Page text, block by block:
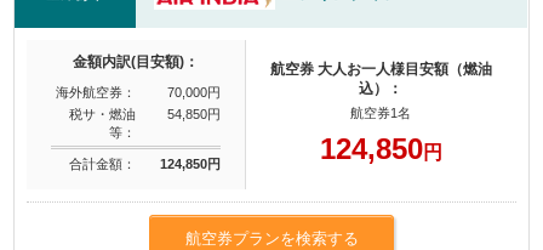
金額内訳(目安額)：
海外航空券：
70,000円
税サ・燃油
等：
54,850円
合計金額： 124,850円
航空券 大人お一人様目安額（燃油
込）：
航空券1名
124,850円
航空券プランを検索する